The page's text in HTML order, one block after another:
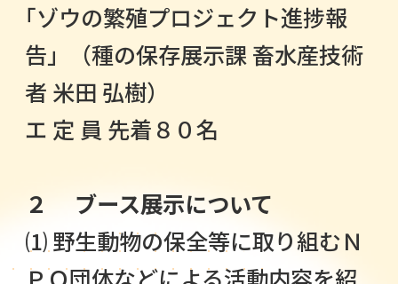
｢ゾウの繁殖プロジェクト進捗報
告」（種の保存展示課 畜水産技術
者 米田 弘樹）
エ 定 員 先着８０名
２ ブース展示について
⑴ 野生動物の保全等に取り組むＮ